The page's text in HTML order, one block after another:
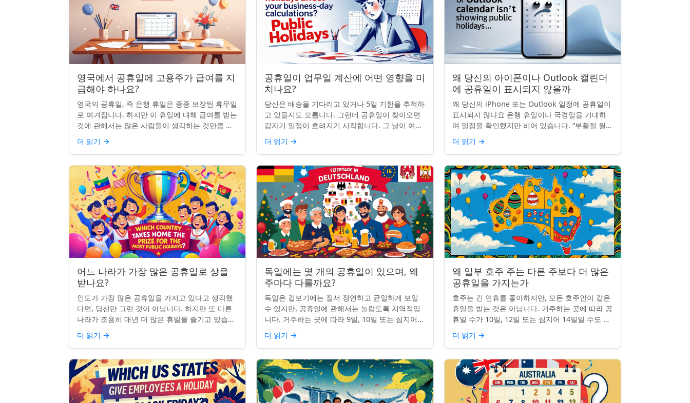
영국에서 공휴일에 고용주가 급여를 지
급해야 하나요?
영국의 공휴일, 즉 은행 휴일은 종종 보장된 휴무일
로 여겨집니다. 하지만 이 휴일에 대해 급여를 받는
것에 관해서는 많은 사람들이 생각하는 것만큼 명
확하지 않습니다. 사실, 급여를 받거나 하루 쉬는
것이 전적으로 계...
더 읽기 →
공휴일이 업무일 계산에 어떤 영향을 미
치나요?
당신은 배송을 기다리고 있거나 5일 기한을 추적하
고 있을지도 모릅니다. 그런데 공휴일이 찾아오면
갑자기 일정이 흐려지기 시작합니다. 그 날이 여전
히 계산에 포함되나요? 업무일 계산을 할 때 공휴
일은 생각보다 더 중요...
더 읽기 →
왜 당신의 아이폰이나 Outlook 캘린더
에 공휴일이 표시되지 않을까
왜 당신의 iPhone 또는 Outlook 일정에 공휴일이
표시되지 않나요 은행 휴일이나 국경일을 기대하
며 일정을 확인했지만 비어 있습니다. “부활절 월요
일”, “노동절”, “독립기념일”이 보이지 않네요.
iPhon...
더 읽기 →
어느 나라가 가장 많은 공휴일로 상을
받나요?
인도가 가장 많은 공휴일을 가지고 있다고 생각했
다면, 당신만 그런 것이 아닙니다. 하지만 또 다른
나라가 조용히 매년 더 많은 휴일을 즐기고 있습니
다: 네팔입니다. 종교적, 문화적, 국가적 기념일이
혼합된 네팔은 현...
더 읽기 →
독일에는 몇 개의 공휴일이 있으며, 왜
주마다 다를까요?
독일은 겉보기에는 질서 정연하고 균일하게 보일
수 있지만, 공휴일에 관해서는 놀랍도록 지역적입
니다. 거주하는 곳에 따라 9일, 10일 또는 심지어
13일의 공휴일이 포함될 수 있습니다. 왜 그런 걸
까요? 간단한 통찰...
더 읽기 →
왜 일부 호주 주는 다른 주보다 더 많은
공휴일을 가지는가
호주는 긴 연휴를 좋아하지만, 모든 호주인이 같은
휴일을 받는 것은 아닙니다. 거주하는 곳에 따라 공
휴일 수가 10일, 12일 또는 심지어 14일일 수도 있
습니다. 도대체 무슨 일이 일어나고 있는 걸까요?
왜 일부 ...
더 읽기 →